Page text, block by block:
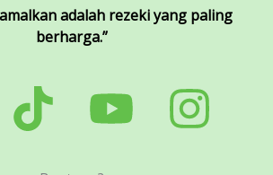
adalah rezeki yang paling
berharga.”